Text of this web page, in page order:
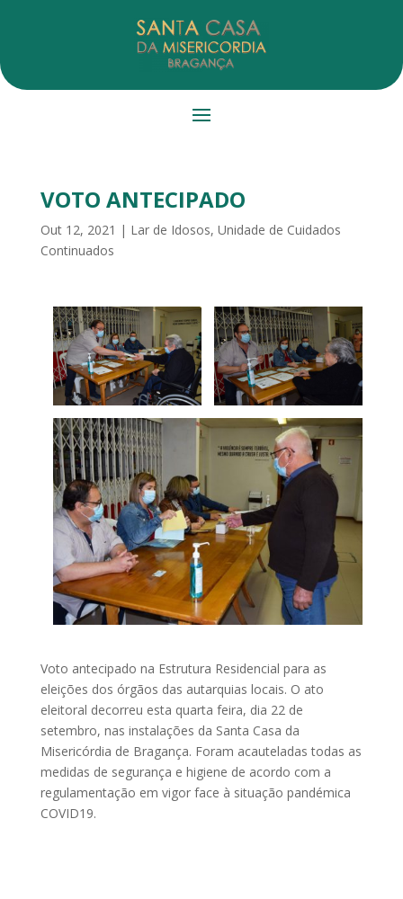
VOTO ANTECIPADO
Out 12, 2021 | Lar de Idosos, Unidade de Cuidados
Continuados
Voto antecipado na Estrutura Residencial para as
eleições dos órgãos das autarquias locais. O ato
eleitoral decorreu esta quarta feira, dia 22 de
setembro, nas instalações da Santa Casa da
Misericórdia de Bragança. Foram acauteladas todas as
medidas de segurança e higiene de acordo com a
regulamentação em vigor face à situação pandémica
COVID19.